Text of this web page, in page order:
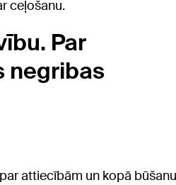
ceļošanu.
Par
negribas
attiecībām un kopā